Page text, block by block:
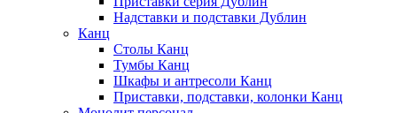
Надставки и подставки Дублин
Канц
Столы Канц
Тумбы Канц
Шкафы и антресоли Канц
Приставки, подставки, колонки Канц